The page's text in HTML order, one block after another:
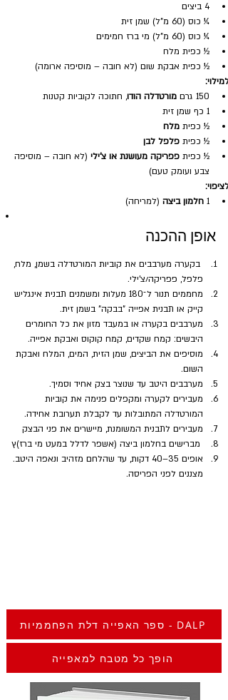
4 ביצים
¼ כוס (60 מ"ל) שמן זית
¼ כוס (60 מ"ל) מי ברז חמימים
½ כפית מלח
½ כפית אבקת שום (לא חובה – מוסיפה ארומה)
למילוי:
150 גרם
מורטדלה הודו, חתוכה לקוביות קטנות
1 כף שמן זית
½ כפית מלח
½ כפית פלפל לבן
½ כפית פפריקה מעושנת או צ'ילי (לא חובה – מוסיפה
צבע ועומק טעם)
לציפוי:
1 חלמון ביצה (למריחה)
אופן ההכנה
ספר האפייה דלת הפחממיות - DALP
הופך כל מטבח למאפייה
בקערה מערבבים את קוביות המורטדלה בשמן, מלח,
פלפל, פפריקה/צ'ילי.
מחממים תנור ל־180 מעלות ומשמנים תבנית אינגליש
קייק או תבנית אפייה "בבקה" בשמן זית.
מערבבים בקערה או במעבד מזון את כל החומרים
היבשים: קמח שקדים, קמח קוקוס ואבקת אפייה.
מוסיפים את הביצים, שמן הזית, המים, המלח ואבקת
השום.
מערבבים היטב עד שנוצר בצק אחיד וסמיך.
מעבירים לקערה ומקפלים פנימה את קוביות
המורטדלה המתובלות עד לקבלת תערובת אחידה.
מעבירים לתבנית המשומנת, מיישרים את פני הבצק
אופים 35–40 דקות, עד שהלחם מזהיב ונאפה היטב.
מצננים לפני הפריסה.